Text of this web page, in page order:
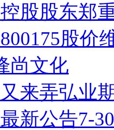
股股东郑
股价
尚文化
来弄弘业
新公告7-30